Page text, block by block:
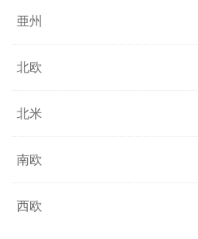
亜州
北欧
北米
南欧
西欧